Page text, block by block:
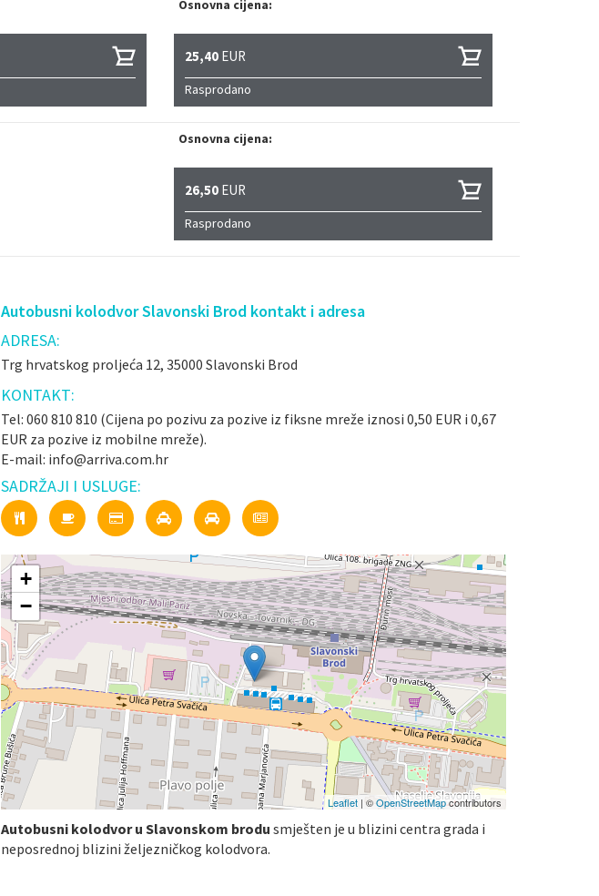
Osnovna cijena:
25,40 EUR
Rasprodano
Osnovna cijena:
26,50 EUR
Rasprodano
Autobusni kolodvor Slavonski Brod kontakt i adresa
ADRESA:
Trg hrvatskog proljeća 12, 35000 Slavonski Brod
KONTAKT:
Tel: 060 810 810 (Cijena po pozivu za pozive iz fiksne mreže iznosi 0,50 EUR i 0,67
EUR za pozive iz mobilne mreže).
E-mail: info@arriva.com.hr
SADRŽAJI I USLUGE:
+
−
Leaflet | ©OpenStreetMapcontributors
Autobusni kolodvor u Slavonskom brodu smješten je u blizini centra grada i
neposrednoj blizini željezničkog kolodvora.